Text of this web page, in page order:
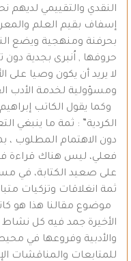
النقدي والتقييمي لديهم
إسفاف بقيم العلم
بحرفنة ومنهجية ويضع
حروفها , اُنبرى بجدية دون
لا يريد أن يكون وصيا على
ومسؤولية لخدمة الأدب
وكما يقول الكاتب
الكردية” : ثمة ما ينبغي
دون الاهتمام المطلوب ،
فعلي، ليس هناك قراءة
على صعيد الكتابة، في
ثمة انغلاقات وتزكيات
موضوع مقالنا هذا هو
الأخيرة جمد فيه كل نشاط
والأدبية وفروعها في
للمتابعات والمناقشات